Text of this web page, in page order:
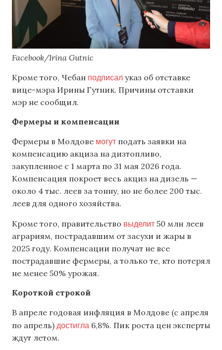
Facebook/Irina Gutnic
Кроме того, Чебан подписал указ об отставке
вице-мэра Ирины Гутник. Причины отставки
мэр не сообщил.
Фермеры и компенсации
Фермеры в Молдове могут подать заявки на
компенсацию акциза на дизтопливо,
закупленное с 1 марта по 31 мая 2026 года.
Компенсация покроет весь акциз на дизель —
около 4 тыс. леев за тонну, но не более 200 тыс.
леев для одного хозяйства.
Кроме того, правительство выделит 50 млн леев
аграриям, пострадавшим от засухи и жары в
2025 году. Компенсации получат не все
пострадавшие фермеры, а только те, кто потерял
не менее 50% урожая.
Короткой строкой
В апреле годовая инфляция в Молдове (с апреля
по апрель) достигла 6,8%. Пик роста цен эксперты
ждут летом.